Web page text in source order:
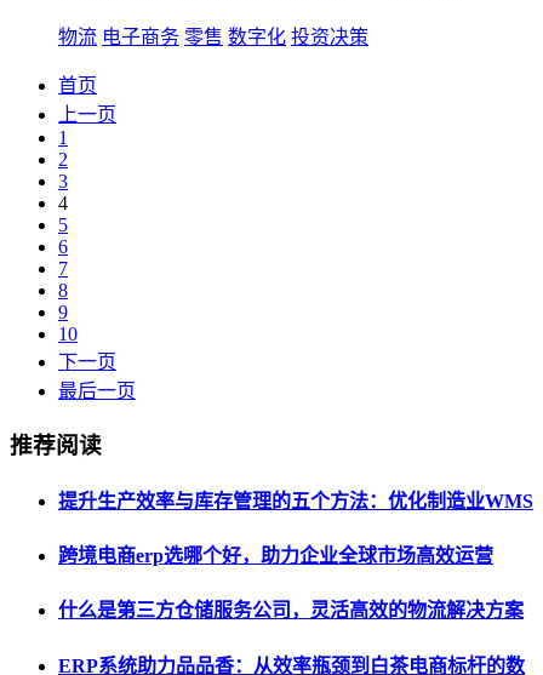
物流 电子商务 零售 数字化 投资决策
首页
上一页
1
2
3
4
5
6
7
8
9
10
下一页
最后一页
推荐阅读
提升生产效率与库存管理的五个方法：优化制造业WMS
跨境电商erp选哪个好，助力企业全球市场高效运营
什么是第三方仓储服务公司，灵活高效的物流解决方案
ERP系统助力品品香：从效率瓶颈到白茶电商标杆的数